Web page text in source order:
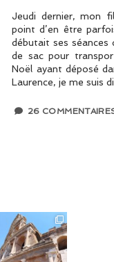
Jeudi dernier, mon
point d’en être
débutait ses séances
de sac pour
Noël ayant déposé
Laurence, je me suis
26